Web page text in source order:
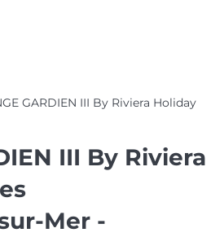
GARDIEN III By Riviera Holiday
III By Riviera
Mer -